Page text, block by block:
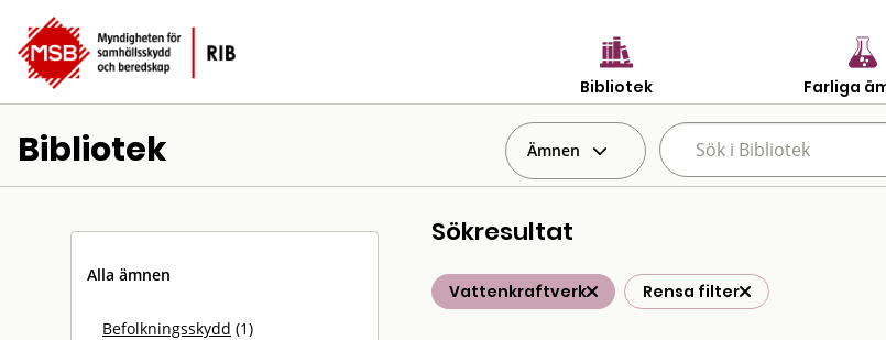
Bibliotek Farliga
Bibliotek Ämnen
Alla ämnen
Befolkningsskydd (1)
Sökresultat
Vattenkraftverk Rensa filter